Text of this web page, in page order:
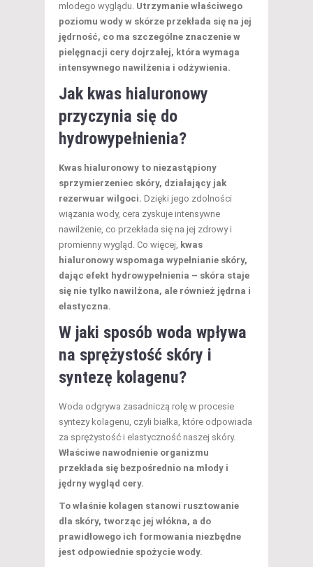
młodego wyglądu. Utrzymanie właściwego
poziomu wody w skórze przekłada się na jej
jędrność, co ma szczególne znaczenie w
pielęgnacji cery dojrzałej, która wymaga
intensywnego nawilżenia i odżywienia.
Jak kwas hialuronowy
przyczynia się do
hydrowypełnienia?
Kwas hialuronowy to niezastąpiony
sprzymierzeniec skóry, działający jak
rezerwuar wilgoci. Dzięki jego zdolności
wiązania wody, cera zyskuje intensywne
nawilżenie, co przekłada się na jej zdrowy i
promienny wygląd. Co więcej, kwas
hialuronowy wspomaga wypełnianie skóry,
dając efekt hydrowypełnienia – skóra staje
się nie tylko nawilżona, ale również jędrna i
elastyczna.
W jaki sposób woda wpływa
na sprężystość skóry i
syntezę kolagenu?
Woda odgrywa zasadniczą rolę w procesie
syntezy kolagenu, czyli białka, które odpowiada
za sprężystość i elastyczność naszej skóry.
Właściwe nawodnienie organizmu
przekłada się bezpośrednio na młody i
jędrny wygląd cery.
To właśnie kolagen stanowi rusztowanie
dla skóry, tworząc jej włókna, a do
prawidłowego ich formowania niezbędne
jest odpowiednie spożycie wody.